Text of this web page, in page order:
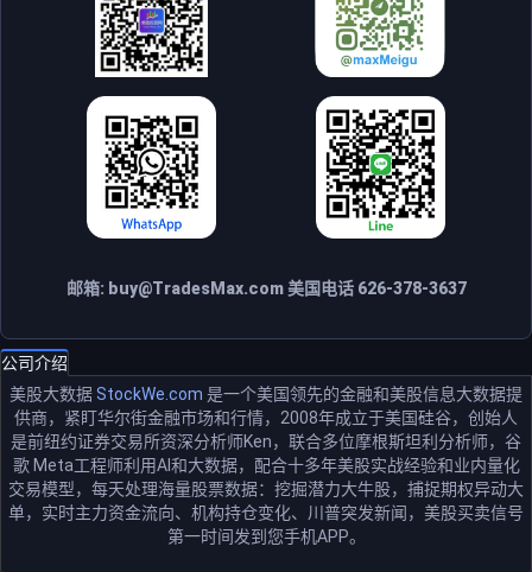
邮箱: buy@TradesMax.com美国电话 626-378-3637
公司介绍
美股大数据StockWe.com 是一个美国领先的金融和美股信息大数据提
供商，紧盯华尔街金融市场和行情，2008年成立于美国硅谷，创始人
是前纽约证券交易所资深分析师Ken，联合多位摩根斯坦利分析师，谷
歌 Meta工程师利用AI和大数据，配合十多年美股实战经验和业内量化
交易模型，每天处理海量股票数据：挖掘潜力大牛股，捕捉期权异动大
单，实时主力资金流向、机构持仓变化、川普突发新闻，美股买卖信号
第一时间发到您手机APP。